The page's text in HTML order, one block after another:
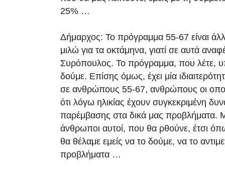
25% …
Δήμαρχος: Το πρόγραμμα 55-67 είναι
μιλώ για τα οκτάμηνα, γιατί σε αυτά
Συρόπουλος. Το πρόγραμμα, που λέτε,
δούμε. Επίσης όμως, έχει μία
σε ανθρώπους 55-67, ανθρώπους οι
ότι λόγω ηλικίας έχουν συγκεκριμένη
παρέμβασης στα δικά μας προβλήματα.
άνθρωποι αυτοί, που θα ρθούνε, έτσι
θα θέλαμε εμείς να το δούμε, να το
προβλήματα …